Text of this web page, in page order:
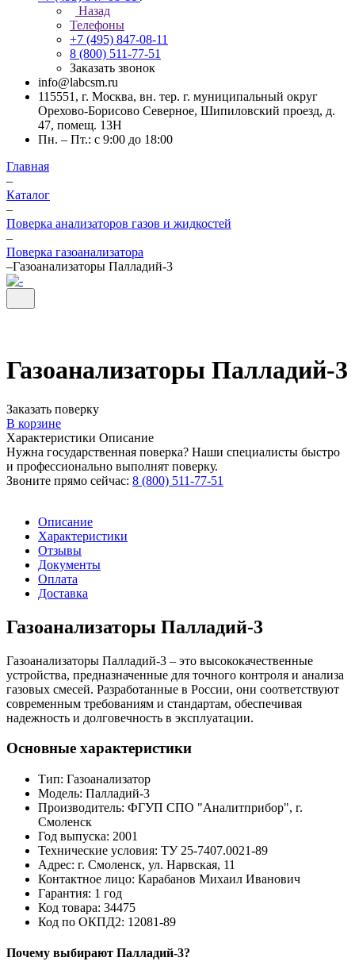
Назад
Телефоны
+7 (495) 847-08-11
8 (800) 511-77-51
Заказать звонок
info@labcsm.ru
115551, г. Москва, вн. тер. г. муниципальный округ
Орехово-Борисово Северное, Шипиловский проезд, д.
47, помещ. 13Н
Пн. – Пт.: с 9:00 до 18:00
Главная
–
Каталог
–
Поверка анализаторов газов и жидкостей
–
Поверка газоанализатора
–Газоанализаторы Палладий-3
Газоанализаторы Палладий-3
Заказать поверку
В корзине
Характеристики Описание
Нужна государственная поверка? Наши специалисты быстро
и профессионально выполнят поверку.
Звоните прямо сейчас: 8 (800) 511-77-51
Описание
Характеристики
Отзывы
Документы
Оплата
Доставка
Газоанализаторы Палладий-3
Газоанализаторы Палладий-3 – это высококачественные
устройства, предназначенные для точного контроля и анализа
газовых смесей. Разработанные в России, они соответствуют
современным требованиям и стандартам, обеспечивая
надежность и долговечность в эксплуатации.
Основные характеристики
Тип: Газоанализатор
Модель: Палладий-3
Производитель: ФГУП СПО "Аналитприбор", г.
Смоленск
Год выпуска: 2001
Технические условия: ТУ 25-7407.0021-89
Адрес: г. Смоленск, ул. Нарвская, 11
Контактное лицо: Карабанов Михаил Иванович
Гарантия: 1 год
Код товара: 34475
Код по ОКПД2: 12081-89
Почему выбирают Палладий-3?